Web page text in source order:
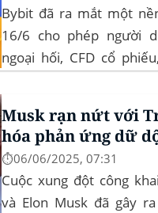
Bybit đã ra mắt một
16/6 cho phép người
ngoại hối, CFD cổ
đây là lần đầu tiên một
hóa...
Musk rạn nứt với
hóa phản ứng dữ
⏱️06/06/2025, 07:31
Cuộc xung đột công
và Elon Musk đã gây